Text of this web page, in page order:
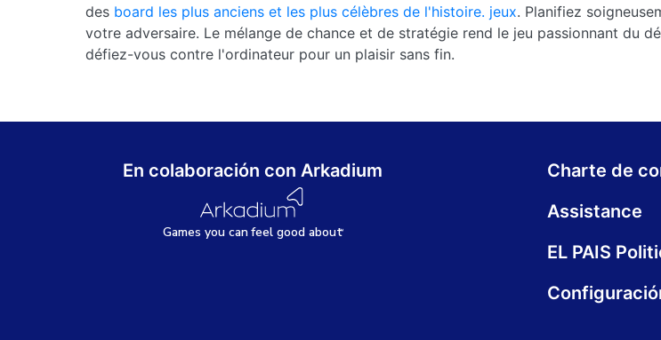
des board les plus anciens et les plus célèbres de l'histoire. jeux. Planifiez
votre adversaire. Le mélange de chance et de stratégie rend le jeu passionnant du
défiez-vous contre l'ordinateur pour un plaisir sans fin.
En colaboración con Arkadium
Games you canfeel good about
Charte de
Assistance
EL PAIS